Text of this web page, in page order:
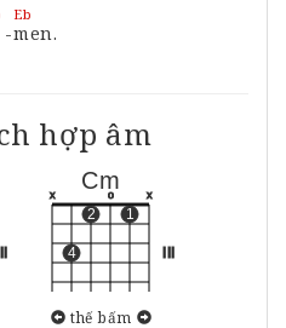
-
Eb
men.
hợp âm
Cm
x
4
2
o
1
x
thế bấm